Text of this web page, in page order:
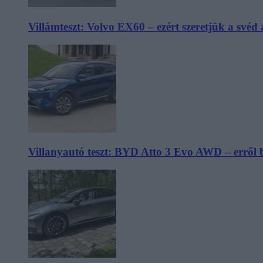
Villámteszt: Volvo EX60 – ezért szeretjük a svéd
Villanyautó teszt: BYD Atto 3 Evo AWD – erről